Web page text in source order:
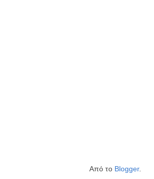
Από το Blogger.